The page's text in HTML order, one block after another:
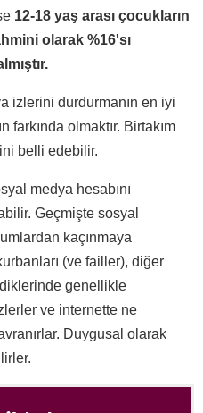
12-18 yaş arası çocukların
olarak %16'sı
izlerini durdurmanın en iyi
farkında olmaktır. Birtakım
belli edebilir.
medya hesabını
Geçmişte sosyal
kaçınmaya
(ve failler), diğer
genellikle
ve internette ne
Duygusal olarak